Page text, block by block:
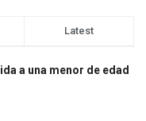
Latest
a una menor de edad